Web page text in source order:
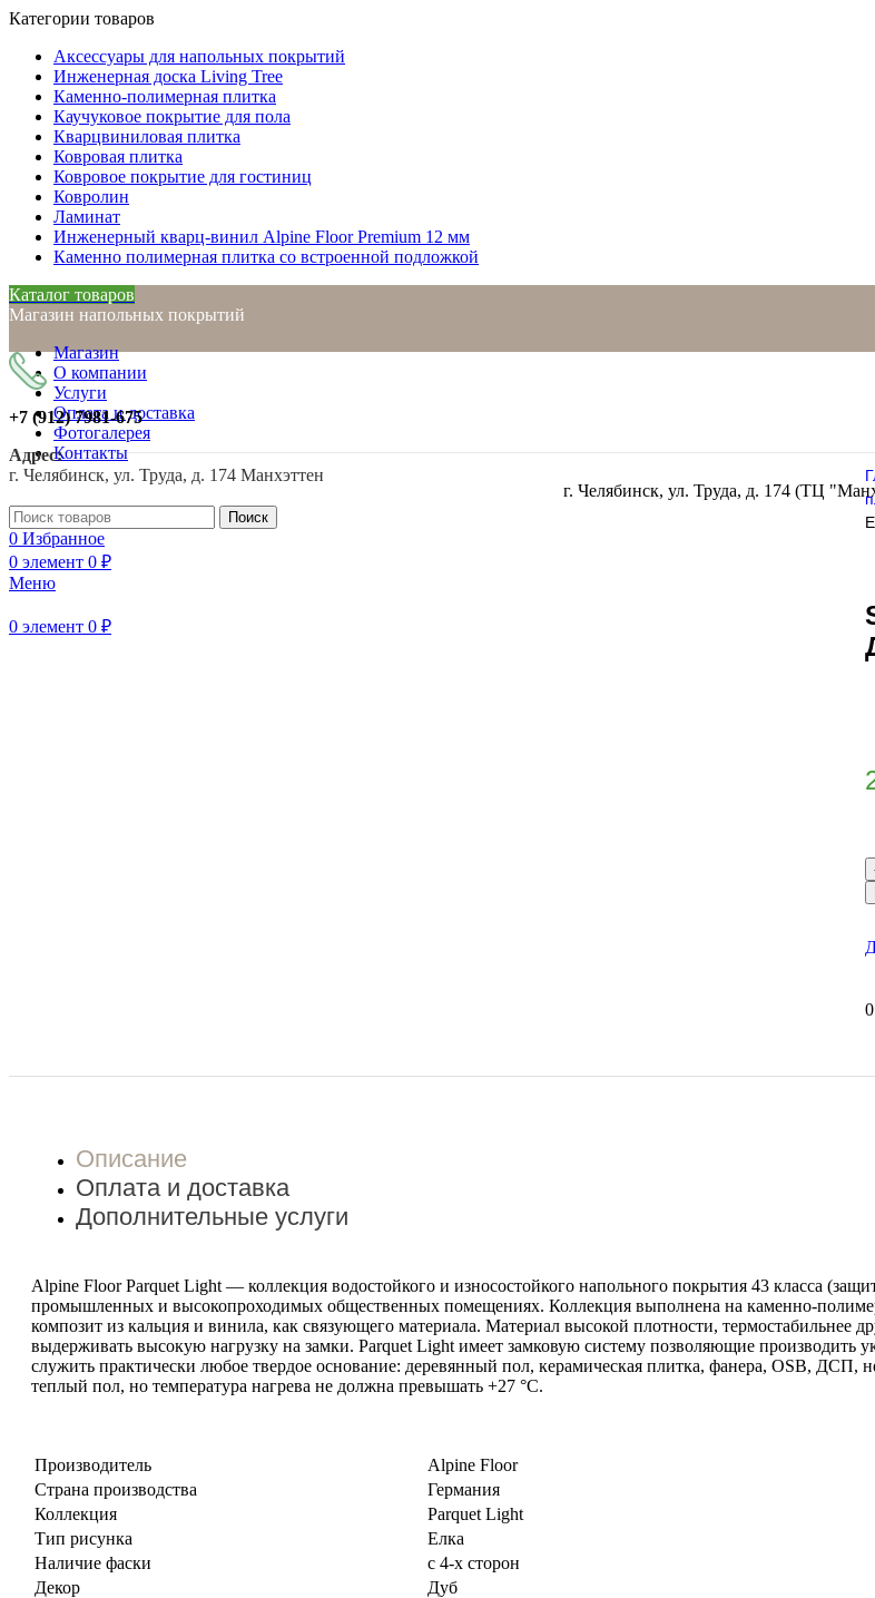
Категории товаров
Аксессуары для напольных покрытий
Инженерная доска Living Tree
Каменно-полимерная плитка
Каучуковое покрытие для пола
Кварцвиниловая плитка
Ковровая плитка
Ковровое покрытие для гостиниц
Ковролин
Ламинат
Инженерный кварц-винил Alpine Floor Premium 12 мм
Каменно полимерная плитка со встроенной подложкой
Каталог товаров
Магазин напольных покрытий
Магазин
О компании
Услуги
Оплата и доставка
Фотогалерея
Контакты
г. Челябинск, ул. Труда, д. 174 (ТЦ
+7 (912)7981-675
Адрес:
г. Челябинск, ул. Труда, д. 174 Манхэттен
Поиск
0 Избранное
0 элемент 0 ₽
Меню
0 элемент 0 ₽
Нажмите, чтобы увеличить
0
Описание
Оплата и доставка
Дополнительные услуги
Alpine Floor Parquet Light — коллекция водостойкого и износостойкого напольного покрытия 43 класса
промышленных и высокопроходимых общественных помещениях. Коллекция выполнена на каменно-
композит из кальция и винила, как связующего материала. Материал высокой плотности, термостабильнее
выдерживать высокую нагрузку на замки. Parquet Light имеет замковую систему позволяющие производить
служить практически любое твердое основание: деревянный пол, керамическая плитка, фанера, OSB,
теплый пол, но температура нагрева не должна превышать +27 °C.
Производитель
Alpine Floor
Страна производства
Германия
Коллекция
Parquet Light
Тип рисунка
Елка
Наличие фаски
с 4-х сторон
Декор
Дуб